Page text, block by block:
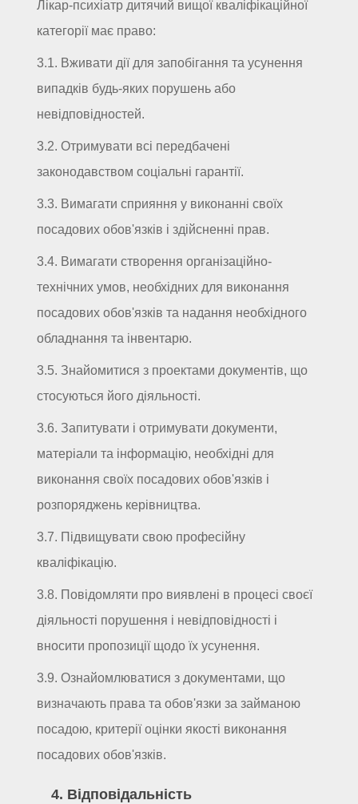
Лікар-психіатр дитячий вищої кваліфікаційної
категорії має право:
3.1. Вживати дії для запобігання та усунення
випадків будь-яких порушень або
невідповідностей.
3.2. Отримувати всі передбачені
законодавством соціальні гарантії.
3.3. Вимагати сприяння у виконанні своїх
посадових обов'язків і здійсненні прав.
3.4. Вимагати створення організаційно-
технічних умов, необхідних для виконання
посадових обов'язків та надання необхідного
обладнання та інвентарю.
3.5. Знайомитися з проектами документів, що
стосуються його діяльності.
3.6. Запитувати і отримувати документи,
матеріали та інформацію, необхідні для
виконання своїх посадових обов'язків і
розпоряджень керівництва.
3.7. Підвищувати свою професійну
кваліфікацію.
3.8. Повідомляти про виявлені в процесі своєї
діяльності порушення і невідповідності і
вносити пропозиції щодо їх усунення.
3.9. Ознайомлюватися з документами, що
визначають права та обов'язки за займаною
посадою, критерії оцінки якості виконання
посадових обов'язків.
4. Відповідальність